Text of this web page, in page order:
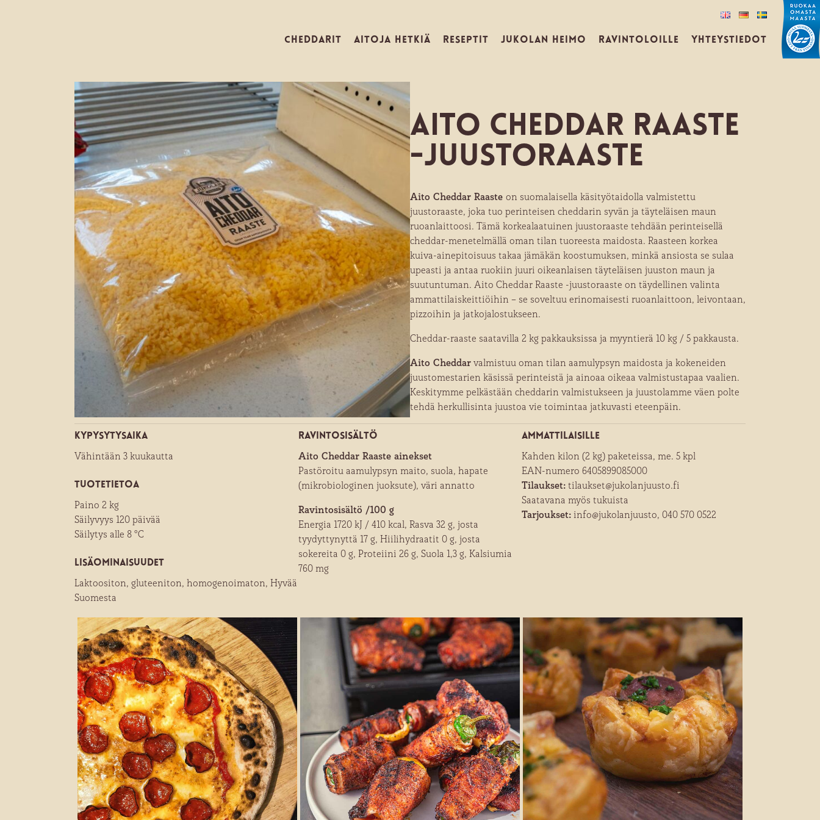
CHEDDARIT AITOJA HETKIÄ RESEPTIT JUKOLAN HEIMO RAVINTOLOILLE YHTEYSTIEDOT
Aito Cheddar Raaste
-juustoraaste
Aito Cheddar Raaste on suomalaisella käsityötaidolla valmistettu
juustoraaste, joka tuo perinteisen cheddarin syvän ja täyteläisen maun
ruoanlaittoosi. Tämä korkealaatuinen juustoraaste tehdään perinteisellä
cheddar-menetelmällä oman tilan tuoreesta maidosta. Raasteen korkea
kuiva-ainepitoisuus takaa jämäkän koostumuksen, minkä ansiosta se sulaa
upeasti ja antaa ruokiin juuri oikeanlaisen täyteläisen juuston maun ja
suutuntuman. Aito Cheddar Raaste -juustoraaste on täydellinen valinta
ammattilaiskeittiöihin – se soveltuu erinomaisesti ruoanlaittoon, leivontaan,
pizzoihin ja jatkojalostukseen.
Cheddar-raaste saatavilla 2 kg pakkauksissa ja myyntierä 10 kg / 5 pakkausta.
Aito Cheddar valmistuu oman tilan aamulypsyn maidosta ja kokeneiden
juustomestarien käsissä perinteistä ja ainoaa oikeaa valmistustapaa vaalien.
Keskitymme pelkästään cheddarin valmistukseen ja juustolamme väen polte
tehdä herkullisinta juustoa vie toimintaa jatkuvasti eteenpäin.
Kypysytysaika
Vähintään 3 kuukautta
Tuotetietoa
Paino 2 kg
Säilyvyys 120 päivää
Säilytys alle 8 °C
Lisäominaisuudet
Laktoositon, gluteeniton, homogenoimaton, Hyvää
Suomesta
Ravintosisältö
Aito Cheddar Raaste ainekset
Pastöroitu aamulypsyn maito, suola, hapate
(mikrobiologinen juoksute), väri annatto
Ravintosisältö /100 g
Energia 1720 kJ / 410 kcal, Rasva 32 g, josta
tyydyttynyttä 17 g, Hiilihydraatit 0 g, josta
sokereita 0 g, Proteiini 26 g, Suola 1,3 g, Kalsiumia
760 mg
Ammattilaisille
Kahden kilon (2 kg) paketeissa, me. 5 kpl
EAN-numero 6405899085000
Tilaukset: tilaukset@jukolanjuusto.fi
Saatavana myös tukuista
Tarjoukset: info@jukolanjuusto, 040 570 0522